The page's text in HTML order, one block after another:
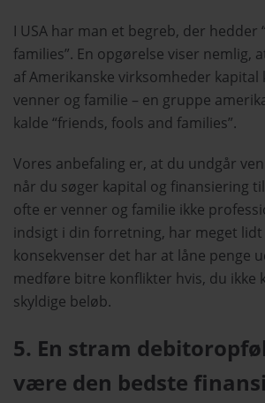
I USA har man et begreb, der hedder
families”. En opgørelse viser nemlig,
af Amerikanske virksomheder kapital
venner og familie – en gruppe
kalde “friends, fools and families”.
Vores anbefaling er, at du undgår
når du søger kapital og finansiering
ofte er venner og familie ikke
indsigt i din forretning, har meget
konsekvenser det har at låne penge
medføre bitre konflikter hvis, du ikke
skyldige beløb.
5. En stram
være den bedste